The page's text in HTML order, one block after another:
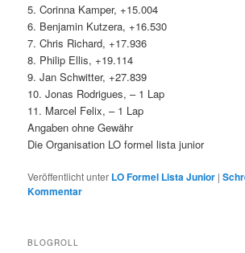
5. Corinna Kamper, +15.004
6. Benjamin Kutzera, +16.530
7. Chris Richard, +17.936
8. Philip Ellis, +19.114
9. Jan Schwitter, +27.839
10. Jonas Rodrigues, – 1 Lap
11. Marcel Felix, – 1 Lap
Angaben ohne Gewähr
Die Organisation LO formel lista junior
Veröffentlicht unter LO Formel Lista Junior |
Kommentar
BLOGROLL